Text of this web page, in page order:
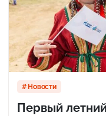
Новости
Первый